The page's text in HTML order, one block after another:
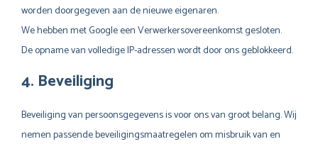
worden doorgegeven aan de nieuwe eigenaren.
We hebben met Google een Verwerkersovereenkomst gesloten.
De opname van volledige IP-adressen wordt door ons geblokkeerd.
4. Beveiliging
Beveiliging van persoonsgegevens is voor ons van groot belang. Wij
nemen passende beveiligingsmaatregelen om misbruik van en